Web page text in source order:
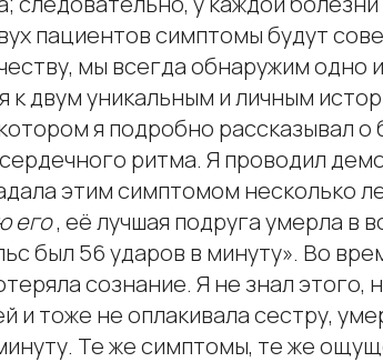
пациентов симптомы будут
мы всегда обнаружим одно
к двум уникальным и личным
я подробно рассказывал о
ритма. Я проводил
этим симптомом несколько
его, её лучшая подруга умерла в
был 56 ударов в минуту». Во
сознание. Я не знал этого,
и тоже не оплакивала сестру,
Те же симптомы, те же